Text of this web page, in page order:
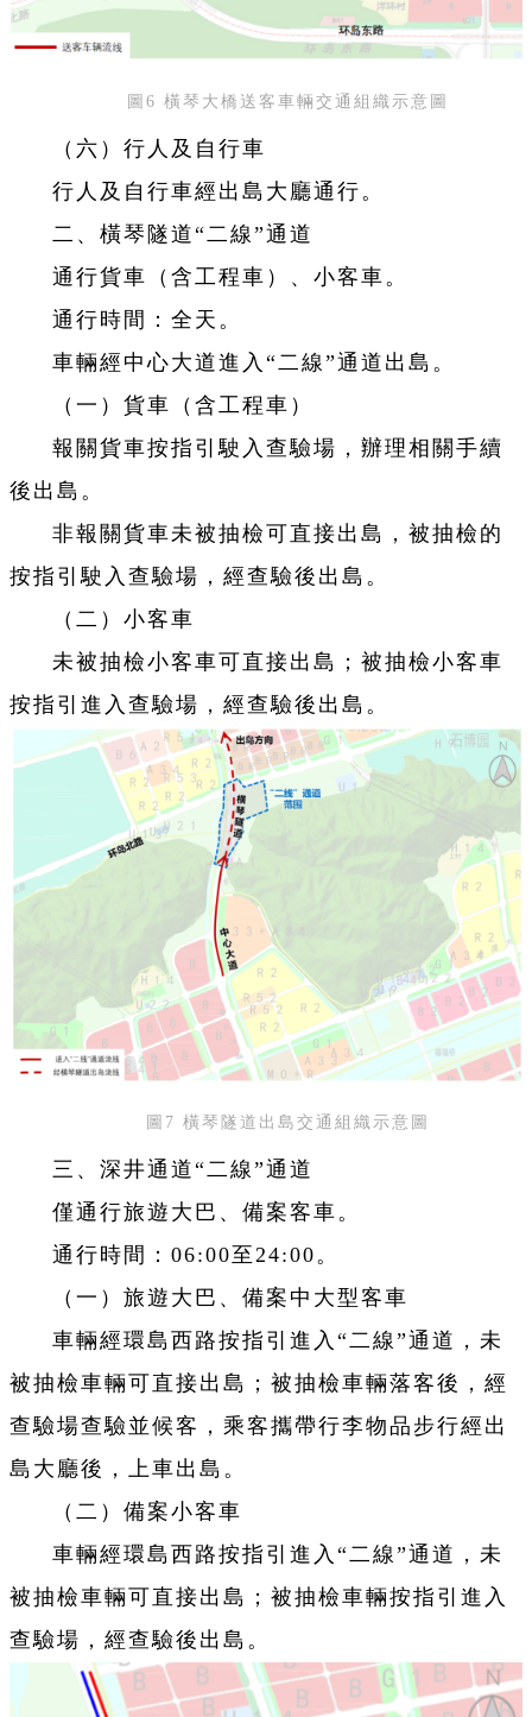
圖6 橫琴大橋送客車輛交通組織示意圖
（六）行人及自行車
行人及自行車經出島大廳通行。
二、橫琴隧道“二線”通道
通行貨車（含工程車）、小客車。
通行時間：全天。
車輛經中心大道進入“二線”通道出島。
（一）貨車（含工程車）
報關貨車按指引駛入查驗場，辦理相關手續
後出島。
非報關貨車未被抽檢可直接出島，被抽檢的
按指引駛入查驗場，經查驗後出島。
（二）小客車
未被抽檢小客車可直接出島；被抽檢小客車
按指引進入查驗場，經查驗後出島。
圖7 橫琴隧道出島交通組織示意圖
三、深井通道“二線”通道
僅通行旅遊大巴、備案客車。
通行時間：06:00至24:00。
（一）旅遊大巴、備案中大型客車
車輛經環島西路按指引進入“二線”通道，未
被抽檢車輛可直接出島；被抽檢車輛落客後，經
查驗場查驗並候客，乘客攜帶行李物品步行經出
島大廳後，上車出島。
（二）備案小客車
車輛經環島西路按指引進入“二線”通道，未
被抽檢車輛可直接出島；被抽檢車輛按指引進入
查驗場，經查驗後出島。